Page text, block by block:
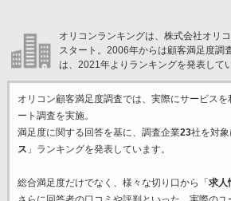
オリコンランキングは、株式会社オリ
スタート。2006年からは顧客満足度調
は、2021年よりランキングを発表して
オリコン顧客満足度調査では、実際にサービスを
ート調査を実施。
満足度に関する回答を基に、調査企業23社を対象
ス 」ランキングを発表しています。
総合満足度だけでなく、様々な切り口から「 求人